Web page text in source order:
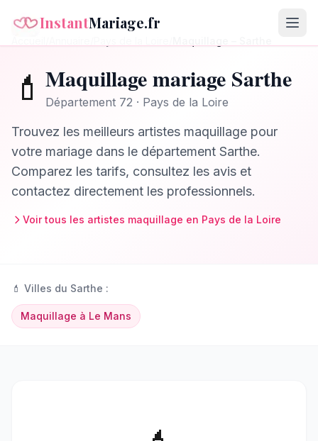
InstantMariage.fr
💄 Maquillagemariage Sarthe
Département 72 · Pays de la Loire
Trouvez les meilleurs artistes maquillage pour
votre mariage dans le département Sarthe.
Comparez les tarifs, consultez les avis et
contactez directement les professionnels.
Voir tous les artistes maquillage en Pays de la Loire
💄 Villes du Sarthe :
Maquillage à Le Mans